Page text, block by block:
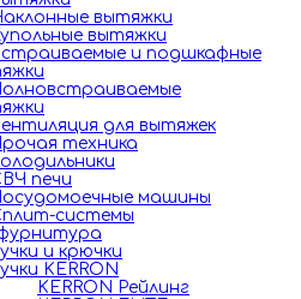
вытяжки
вытяжки
и подшкафные
для вытяжек
техника
печи
машины
системы
и крючки
KERRON
KERRON Рейлинг